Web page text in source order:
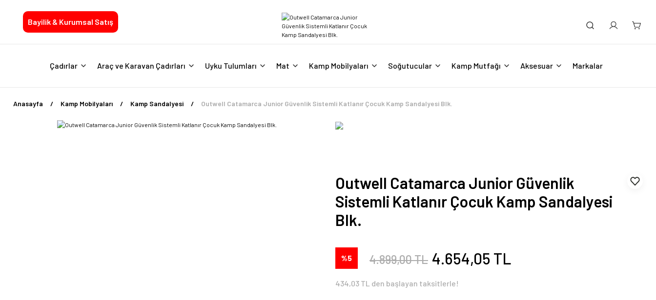
Bayilik & Kurumsal Satış
Çadırlar Araç ve Karavan Çadırları Uyku Tulumları Mat Kamp Mobilyaları Soğutucular Kamp Mutfağı Aksesuar Markalar
Anasayfa Kamp Mobilyaları Kamp Sandalyesi Outwell Catamarca Junior Güvenlik Sistemli Katlanır Çocuk Kamp Sandalyesi Blk.
Outwell Catamarca Junior Güvenlik
Sistemli Katlanır Çocuk Kamp Sandalyesi
Blk.
%5 4.899,00 TL 4.654,05 TL
434,03 TL den başlayan taksitlerle!